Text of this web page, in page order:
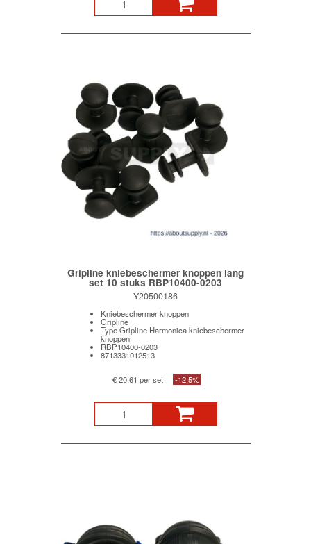
Gripline kniebeschermer knoppen lang
set 10 stuks RBP10400-0203
Y20500186
Kniebeschermer knoppen
Gripline
Type Gripline Harmonica kniebeschermer
knoppen
RBP10400-0203
8713331012513
€ 20,61 per set -12,5%